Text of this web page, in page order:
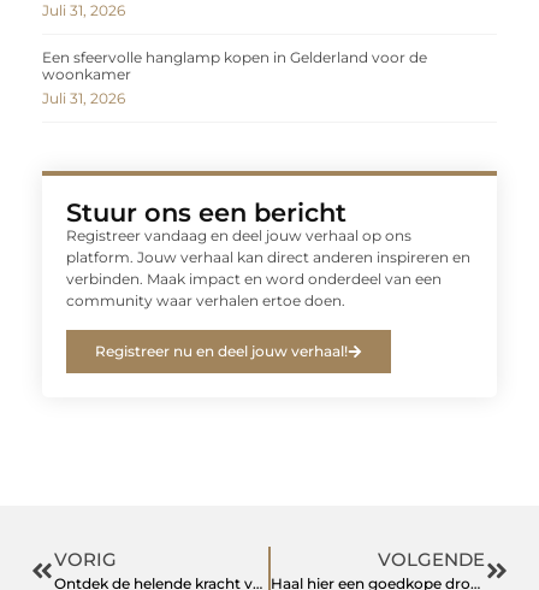
Juli 31, 2026
Een sfeervolle hanglamp kopen in Gelderland voor de
woonkamer
Juli 31, 2026
Stuur ons een bericht
Registreer vandaag en deel jouw verhaal op ons
platform. Jouw verhaal kan direct anderen inspireren en
verbinden. Maak impact en word onderdeel van een
community waar verhalen ertoe doen.
Registreer nu en deel jouw verhaal!
VORIG
Ontdek de helende kracht van chiropractor Bennekom
VOLGENDE
Haal hier een goedkope drone met camera